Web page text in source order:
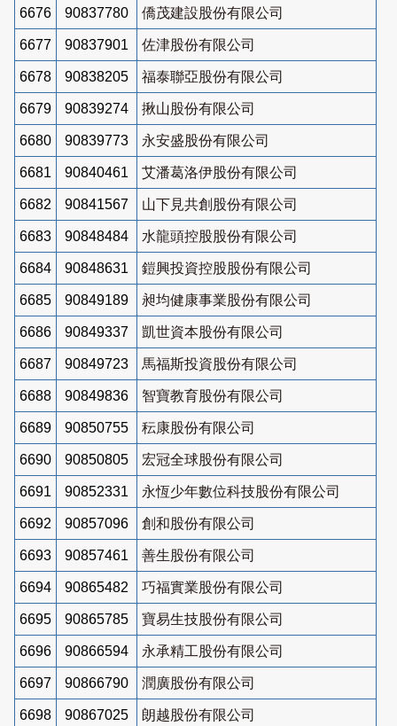
6676 90837780 僑茂建設股份有限公司
6677 90837901 佐津股份有限公司
6678 90838205 福泰聯亞股份有限公司
6679 90839274 揪山股份有限公司
6680 90839773 永安盛股份有限公司
6681 90840461 艾潘葛洛伊股份有限公司
6682 90841567 山下見共創股份有限公司
6683 90848484 水龍頭控股股份有限公司
6684 90848631 鎧興投資控股股份有限公司
6685 90849189 昶均健康事業股份有限公司
6686 90849337 凱世資本股份有限公司
6687 90849723 馬福斯投資股份有限公司
6688 90849836 智寶教育股份有限公司
6689 90850755 秐康股份有限公司
6690 90850805 宏冠全球股份有限公司
6691 90852331 永恆少年數位科技股份有限公司
6692 90857096 創和股份有限公司
6693 90857461 善生股份有限公司
6694 90865482 巧福實業股份有限公司
6695 90865785 寶易生技股份有限公司
6696 90866594 永承精工股份有限公司
6697 90866790 潤廣股份有限公司
6698 90867025 朗越股份有限公司